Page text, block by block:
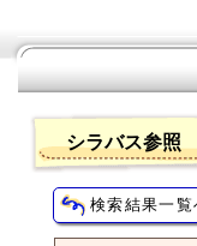
シラバス参照